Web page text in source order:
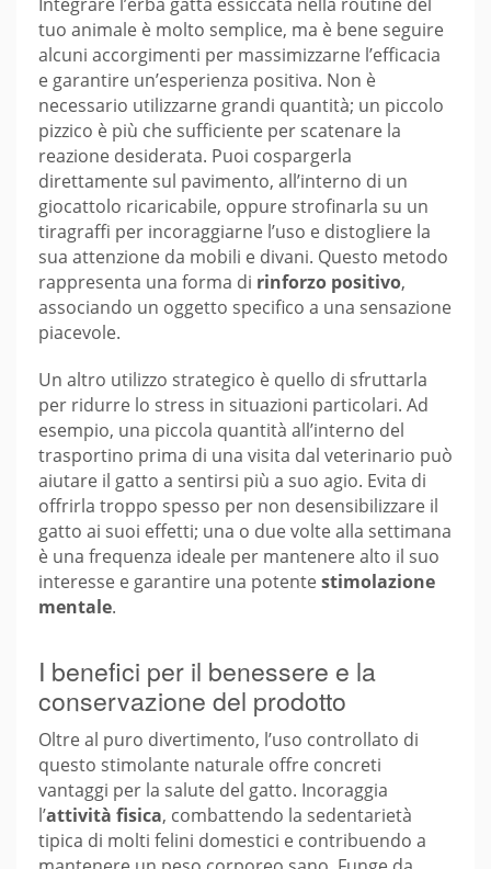
tuo animale è molto semplice, ma è bene seguire
alcuni accorgimenti per massimizzarne l’efficacia
e garantire un’esperienza positiva. Non è
necessario utilizzarne grandi quantità; un piccolo
pizzico è più che sufficiente per scatenare la
reazione desiderata. Puoi cospargerla
direttamente sul pavimento, all’interno di un
giocattolo ricaricabile, oppure strofinarla su un
tiragraffi per incoraggiarne l’uso e distogliere la
sua attenzione da mobili e divani. Questo metodo
rappresenta una forma di rinforzo positivo,
associando un oggetto specifico a una sensazione
piacevole.
Un altro utilizzo strategico è quello di sfruttarla
per ridurre lo stress in situazioni particolari. Ad
esempio, una piccola quantità all’interno del
trasportino prima di una visita dal veterinario può
aiutare il gatto a sentirsi più a suo agio. Evita di
offrirla troppo spesso per non desensibilizzare il
gatto ai suoi effetti; una o due volte alla settimana
è una frequenza ideale per mantenere alto il suo
interesse e garantire una potentestimolazione
mentale.
I benefici per il benessere e la
conservazione del prodotto
Oltre al puro divertimento, l’uso controllato di
questo stimolante naturale offre concreti
vantaggi per la salute del gatto. Incoraggia
l’attività fisica, combattendo la sedentarietà
tipica di molti felini domestici e contribuendo a